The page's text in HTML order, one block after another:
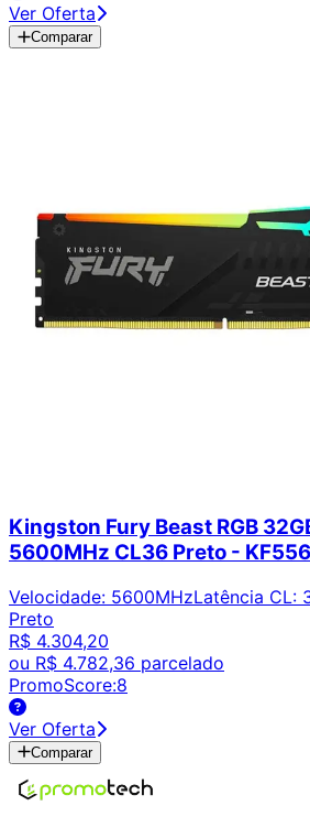
Ver Oferta
Comparar
Kingston Fury Beast RGB
5600MHz CL36 Preto -
Velocidade: 5600MHzLatência CL:
Preto
R$ 4.304,20
ou R$ 4.782,36 parcelado
PromoScore:8
Ver Oferta
Comparar